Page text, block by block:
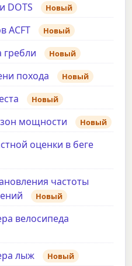
DOTS Новый
ACFT Новый
гребли Новый
похода Новый
Новый
зон мощности Новый
оценки в беге
частоты
Новый
велосипеда
лыж Новый